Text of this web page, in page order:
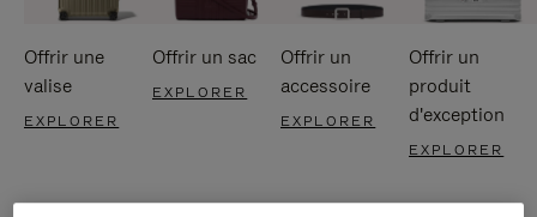
Offrir une
valise
EXPLORER
Offrir un sac
EXPLORER
Offrir un
accessoire
EXPLORER
Offrir un
produit
d'exception
EXPLORER